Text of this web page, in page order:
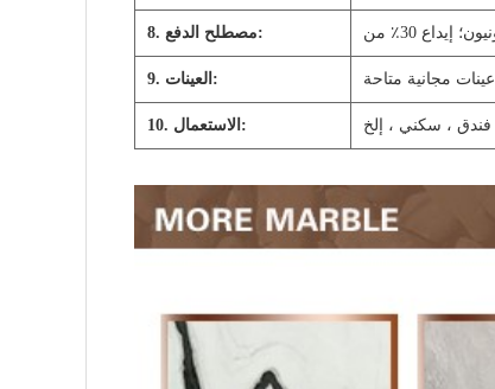
8. مصطلح الدفع:
9. العينات: عينات مجانية متاحة
10. الاستعمال: